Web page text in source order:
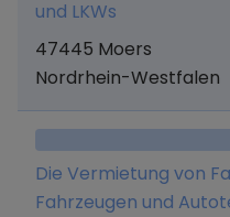
Zusammenhang
und LKWs
47445 Moers
Nordrhein-Westfalen
Die Vermietung von
Fahrzeugen und